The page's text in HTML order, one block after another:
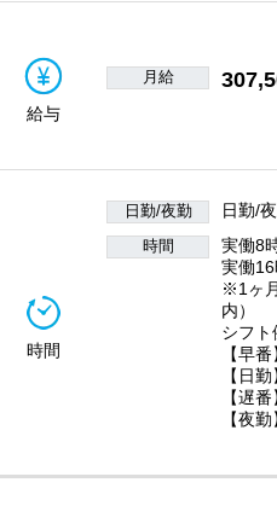
給与
月給
時間
日勤/夜勤 日勤/
時間
実働8
実働16
※1ヶ
内）
シフト
【早
【日
【遅
【夜